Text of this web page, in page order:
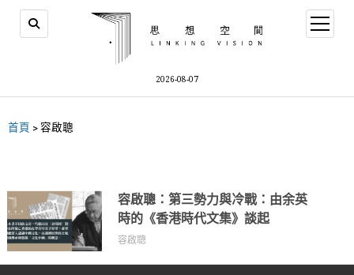
2026-08-07
首頁 >容啟聰
容啟聰：第三勢力與冷戰：由余英
時的《香港時代文集》談起
容啟聰